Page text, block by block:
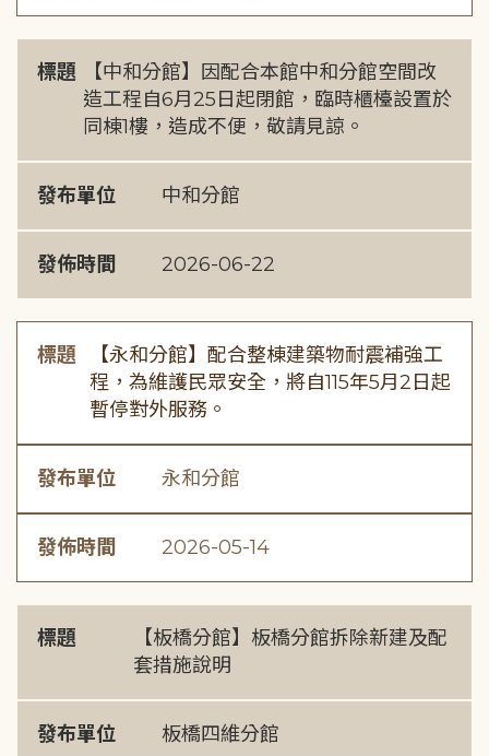
標題
【中和分館】因配合本館中和分館空間改
造工程自6月25日起閉館，臨時櫃檯設置於
同棟1樓，造成不便，敬請見諒。
發布單位 中和分館
發佈時間 2026-06-22
標題
【永和分館】配合整棟建築物耐震補強工
程，為維護民眾安全，將自115年5月2日起
暫停對外服務。
發布單位 永和分館
發佈時間 2026-05-14
標題
【板橋分館】板橋分館拆除新建及配
套措施說明
發布單位 板橋四維分館